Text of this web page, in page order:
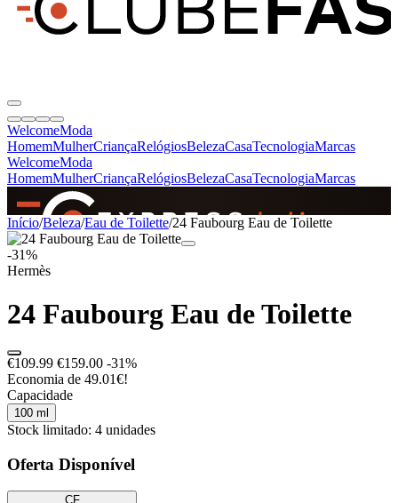
WelcomeModa
HomemMulherCriançaRelógiosBelezaCasaTecnologiaMarcas
WelcomeModa
HomemMulherCriançaRelógiosBelezaCasaTecnologiaMarcas
SINCE 2005
Início/Beleza/Eau de Toilette/24 Faubourg Eau de Toilette
-31%
Hermès
24 Faubourg Eau de Toilette
€109.99 €159.00 -31%
Economia de 49.01€!
Capacidade
100 ml
Stock limitado: 4 unidades
Oferta Disponível
CF